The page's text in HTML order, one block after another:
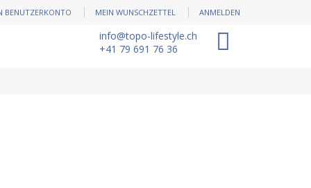
BENUTZERKONTO MEIN WUNSCHZETTEL ANMELDEN
info@topo-lifestyle.ch
+41 79 691 76 36